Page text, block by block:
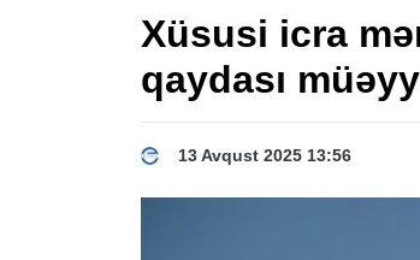
Xüsusi icra
qaydası
13 Avqust 2025 13:56